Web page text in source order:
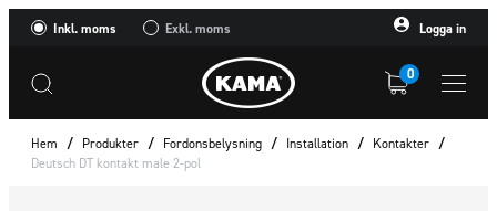
Inkl. moms Exkl. moms Logga in
0
Hem / Produkter / Fordonsbelysning / Installation / Kontakter /
Deutsch DT kontakt male 2-pol